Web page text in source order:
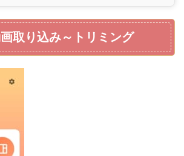
取り込み～トリミング